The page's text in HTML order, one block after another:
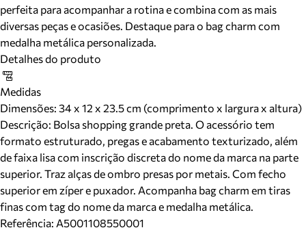
perfeita para acompanhar a rotina e combina com as mais
diversas peças e ocasiões. Destaque para o bag charm com
medalha metálica personalizada.
Detalhes do produto
Medidas
Dimensões: 34 x 12 x 23.5 cm (comprimento x largura x altura)
Descrição: Bolsa shopping grande preta. O acessório tem
formato estruturado, pregas e acabamento texturizado, além
de faixa lisa com inscrição discreta do nome da marca na parte
superior. Traz alças de ombro presas por metais. Com fecho
superior em zíper e puxador. Acompanha bag charm em tiras
finas com tag do nome da marca e medalha metálica.
Referência: A5001108550001